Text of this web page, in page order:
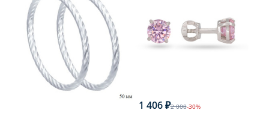
1 406 ₽2 008-30%